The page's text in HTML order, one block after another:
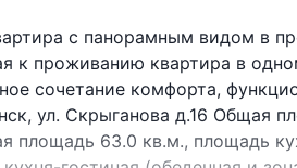
с панорамным видом в
к проживанию квартира в
сочетание комфорта,
ул. Скрыганова д.16 Общая
площадь 63.0 кв.м., площадь